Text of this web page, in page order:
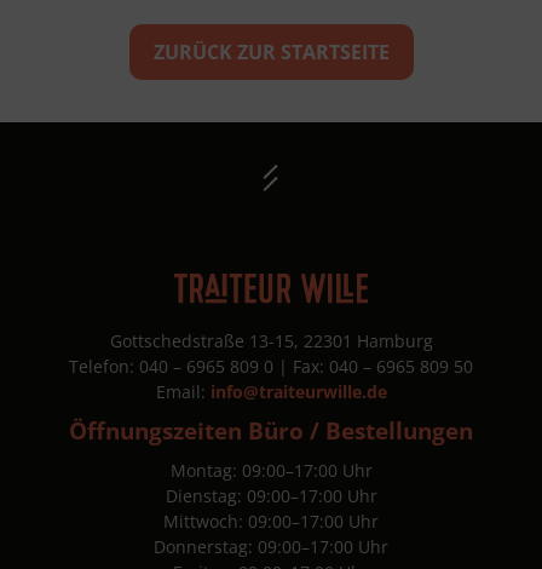
ZURÜCK ZUR STARTSEITE
Gottschedstraße 13-15, 22301 Hamburg
Telefon: 040 – 6965 809 0 | Fax: 040 – 6965 809 50
Email: info@traiteurwille.de
Öffnungszeiten Büro / Bestellungen
Montag: 09:00–17:00 Uhr
Dienstag: 09:00–17:00 Uhr
Mittwoch: 09:00–17:00 Uhr
Donnerstag: 09:00–17:00 Uhr